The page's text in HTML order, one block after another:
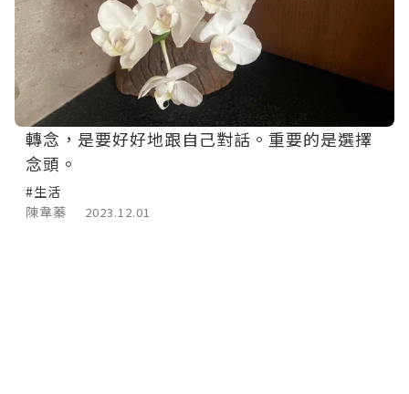
轉念，是要好好地跟自己對話。重要的是選擇
念頭。
#生活
陳韋蓁
2023.12.01